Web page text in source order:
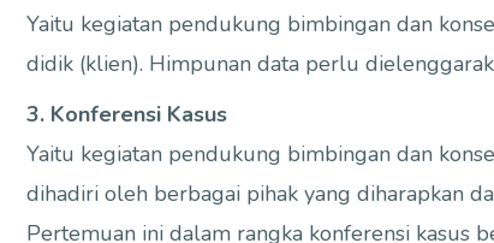
Yaitu kegiatan pendukung bimbingan dan
didik (klien). Himpunan data perlu
3. Konferensi Kasus
Yaitu kegiatan pendukung bimbingan dan
dihadiri oleh berbagai pihak yang diharapkan
Pertemuan ini dalam rangka konferensi kasus